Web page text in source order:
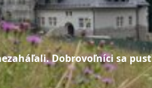
Dobrovoľníci sa